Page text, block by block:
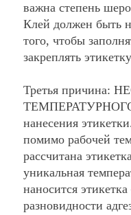
важна степень
Клей должен быть
того, чтобы
закреплять
Третья причина:
нанесения
помимо рабочей
рассчитана
уникальная
наносится
разновидности